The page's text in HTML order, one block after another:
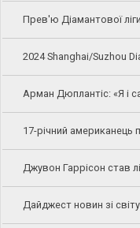
Прев'ю Діамантової
2024 Shanghai/Suzhou
Арман Дюплантіс: «Я і
17-річний американець
Джувон Гаррісон став
Дайджест новин зі